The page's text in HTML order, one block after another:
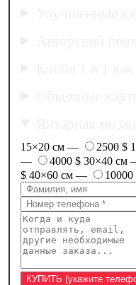
15×20 см — 2500 $
—
4000 $ 30×40 см
$ 40×60 см — 10000